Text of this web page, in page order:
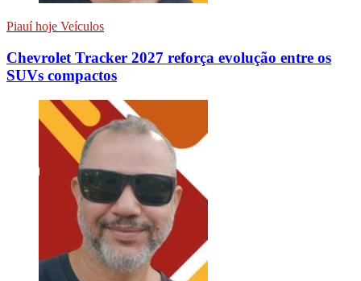
Piauí hoje Veículos
Chevrolet Tracker 2027 reforça evolução entre os
SUVs compactos